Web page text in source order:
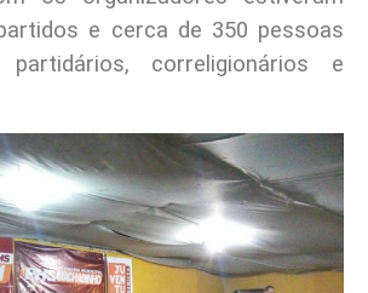
e cerca de 350 pessoas
correligionários e